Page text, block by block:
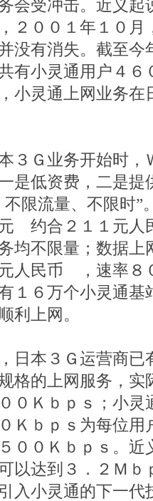
会受冲击。近义起
２００１年１０月
没有消失。截至今
有小灵通用户４
小灵通上网业务在
Ｇ业务开始时，
是低资费，二是提
限流量、不限时”
约合２１１元
均不限量；数据上
人民币 ，速率８
１６万个小灵通基
利上网。
本３Ｇ运营商已
格的上网服务，实
０Ｋｂｐｓ；小灵
Ｋｂｐｓ为每位用
００Ｋｂｐｓ。近
以达到３．２Ｍｂ
入小灵通的下一代